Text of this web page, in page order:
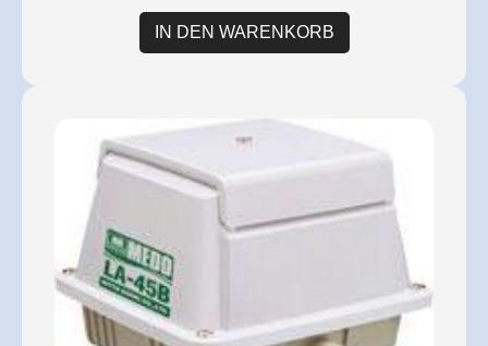
IN DEN WARENKORB